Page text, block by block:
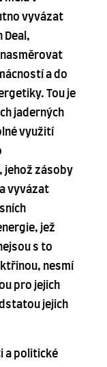
vyvázat
Deal,
a do
Tou je
jaderných
využití
jehož zásoby
vyvázat
jež
s to
nesmí
pro jejich
jejich
a politické